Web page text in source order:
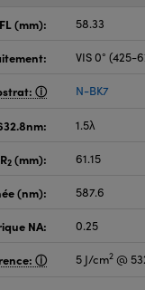
(mm): 58.33
VIS 0° (425-
N-BK7
1.5λ
2 (mm): 61.15
(nm): 587.6
NA: 0.25
5 J/cm2 @